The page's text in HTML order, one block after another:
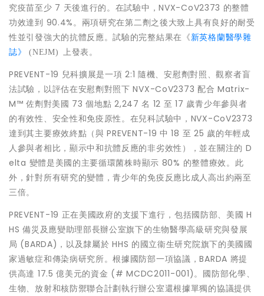
究疫苗至少 7 天後進行的。在試驗中，NVX-CoV2373 的整體
功效達到 90.4%。兩項研究在第二劑之後大致上具有良好的耐受
性並引發強大的抗體反應。試驗的完整結果在《 新英格蘭醫學雜
誌》
(NEJM) 上發表。
PREVENT-19 兒科擴展是一項 2:1 隨機、安慰劑對照、觀察者盲
法試驗，以評估在安慰劑對照下 NVX-CoV2373 配合 Matrix-
M™ 佐劑對美國 73 個地點 2,247 名 12 至 17 歲青少年參與者
的有效性、安全性和免疫原性。在兒科試驗中，NVX-CoV2373
達到其主要療效終點（與 PREVENT-19 中 18 至 25 歲的年輕成
人參與者相比，顯示中和抗體反應的非劣效性），並在關注的 D
elta 變體是美國的主要循環菌株時顯示 80% 的整體療效。此
外，針對所有研究的變體，青少年的免疫反應比成人高出約兩至
三倍。
PREVENT-19 正在美國政府的支援下進行，包括國防部、美國 H
HS 備災及應變助理部長辦公室旗下的生物醫學高級研究與發展
局 (BARDA)，以及隸屬於 HHS 的國立衞生研究院旗下的美國國
家過敏症和傳染病研究所。根據國防部一項協議，BARDA 將提
供高達 17.5 億美元的資金 (# MCDC2011-001)。國防部化學、
生物、放射和核防禦聯合計劃執行辦公室還根據單獨的協議提供